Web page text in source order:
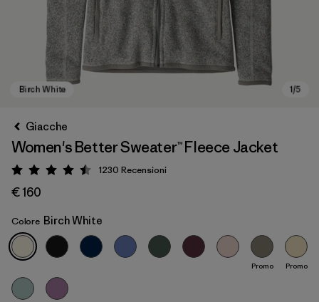
Birch White
Giacche
Women's Better Sweater™ Fleece Jacket
Valutazione: 4.5 / 5
1230 Recensioni
€ 160
Colore Birch White
Promo Promo